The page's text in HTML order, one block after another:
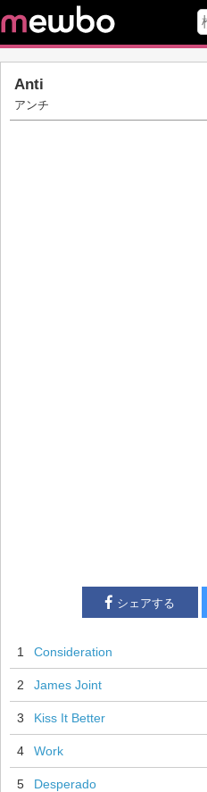
Anti
アンチ
シェアする
1 Consideration
2 James Joint
3 Kiss It Better
4 Work
5 Desperado